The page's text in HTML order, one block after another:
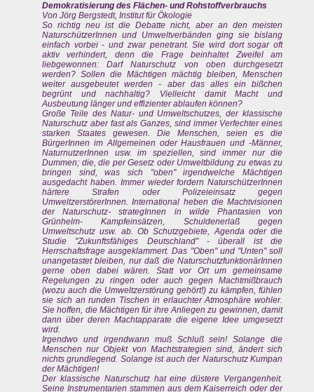
Demokratisierung des Flächen- und Rohstoffverbrauchs
Von Jörg Bergstedt, Institut für Ökologie
So richtig neu ist die Debatte nicht, aber an den meisten
NaturschützerInnen und Umweltverbänden ging sie bislang
einfach vorbei - und zwar penetrant. Sie wird dort sogar oft
aktiv verhindert, denn die Frage beinhaltet Zweifel am
liebgewonnen: Darf Naturschutz von oben durchgesetzt
werden? Sollen die Mächtigen mächtig bleiben, Menschen
weiter ausgebeutet werden - aber das alles ein bißchen
begrünt und nachhaltig? Vielleicht damit Macht und
Ausbeutung länger und effizienter ablaufen können?
Große Teile des Natur- und Umweltschutzes, der klassische
Naturschutz aber fast als Ganzes, sind immer Verfechter eines
starken Staates gewesen. Die Menschen, seien es die
BürgerInnen im Allgemeinen oder Hausfrauen und -Männer,
NaturnutzerInnen usw. im speziellen, sind immer nur die
Dummen; die, die per Gesetz oder Umweltbildung zu etwas zu
bringen sind, was sich "oben" irgendwelche Mächtigen
ausgedacht haben. Immer wieder fordern NaturschützerInnen
härtere Strafen oder Polizeieinsatz gegen
UmweltzerstörerInnen. International heben die Machtvisionen
der Naturschutz- strategInnen in wilde Phantasien von
Grünhelm- Kampfeinsätzen, Schuldenerlaß gegen
Umweltschutz usw. ab. Ob Schutzgebiete, Agenda oder die
Studie "Zukunftsfähiges Deutschland" - überall ist die
Herrschaftsfrage ausgeklammert. Das "Oben" und "Unten" soll
unangetastet bleiben, nur daß die NaturschutzfunktionärInnen
gerne oben dabei wären. Statt vor Ort um gemeinsame
Regelungen zu ringen oder auch gegen Machtmißbrauch
(wozu auch die Umweltzerstörung gehört!) zu kämpfen, fühlen
sie sich an runden Tischen in erlauchter Atmosphäre wohler.
Sie hoffen, die Mächtigen für ihre Anliegen zu gewinnen, damit
dann über deren Machtapparate die eigene Idee umgesetzt
wird.
Irgendwo und irgendwann muß Schluß sein! Solange die
Menschen nur Objekt von Machtstrategien sind, ändert sich
nichts grundlegend. Solange ist auch der Naturschutz Kumpan
der Mächtigen!
Der klassische Naturschutz hat eine düstere Vergangenheit.
Seine Instrumentarien stammen aus dem Kaiserreich oder der